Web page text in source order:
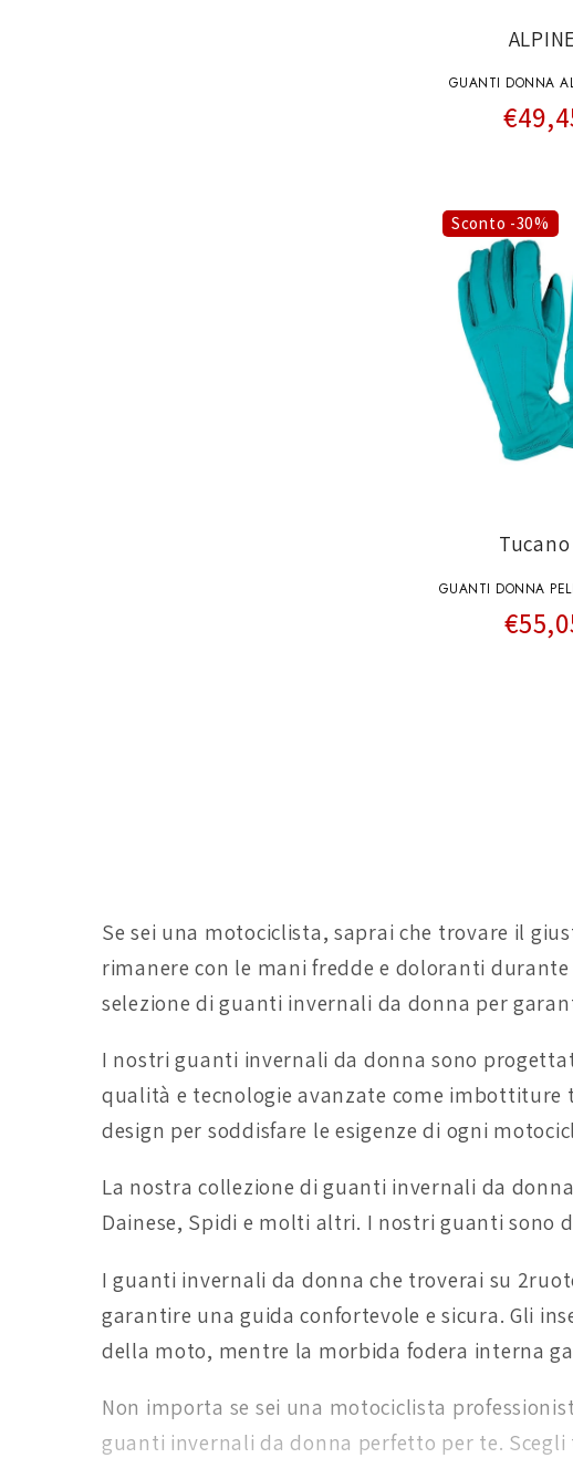
GUANTI DONNA
Sconto -30%
GUANTI DONNA
VERDE
Se sei una motociclista, saprai che trovare il
rimanere con le mani fredde e doloranti
selezione di guanti invernali da donna per
I nostri guanti invernali da donna sono
qualità e tecnologie avanzate come
design per soddisfare le esigenze di ogni
La nostra collezione di guanti invernali da
Dainese, Spidi e molti altri. I nostri guanti sono
I guanti invernali da donna che troverai su
garantire una guida confortevole e sicura. Gli
della moto, mentre la morbida fodera interna
Non importa se sei una motociclista
guanti invernali da donna perfetto per te.